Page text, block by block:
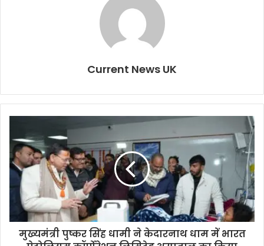
Current News UK
मुख्यमंत्री पुष्कर सिंह धामी ने केदारनाथ धाम में भारत